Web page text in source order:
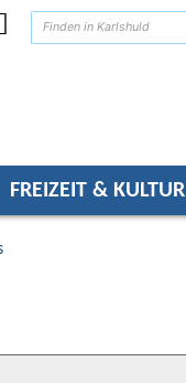
FREIZEIT & KULTUR